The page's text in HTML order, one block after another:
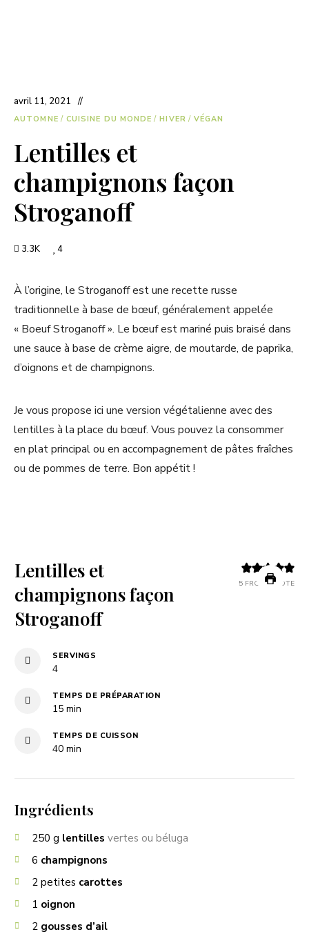
avril 11, 2021
AUTOMNE / CUISINE DU MONDE / HIVER / VÉGAN
Lentilles et
champignons façon
Stroganoff
3.3K 4
À l’origine, le Stroganoff est une recette russe
traditionnelle à base de bœuf, généralement appelée
« Boeuf Stroganoff ». Le bœuf est mariné puis braisé dans
une sauce à base de crème aigre, de moutarde, de paprika,
d’oignons et de champignons.
Je vous propose ici une version végétalienne avec des
lentilles à la place du bœuf. Vous pouvez la consommer
en plat principal ou en accompagnement de pâtes fraîches
ou de pommes de terre. Bon appétit !
5 FROM 1 VOTE
Lentilles et
champignons façon
Stroganoff
SERVINGS
4
TEMPS DE PRÉPARATION
15minutes
min
TEMPS DE CUISSON
40minutes
min
Ingrédients
250 g lentilles vertes ou béluga
6 champignons
2 petites carottes
1 oignon
2 gousses d’ail